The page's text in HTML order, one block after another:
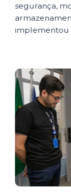
segurança,
implementou